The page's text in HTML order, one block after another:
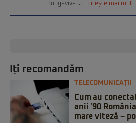
longevive ...
citește mai mult
Iți recomandăm
TELECOMUNICAȚII
Cum au
anii ’90
mare viteză –